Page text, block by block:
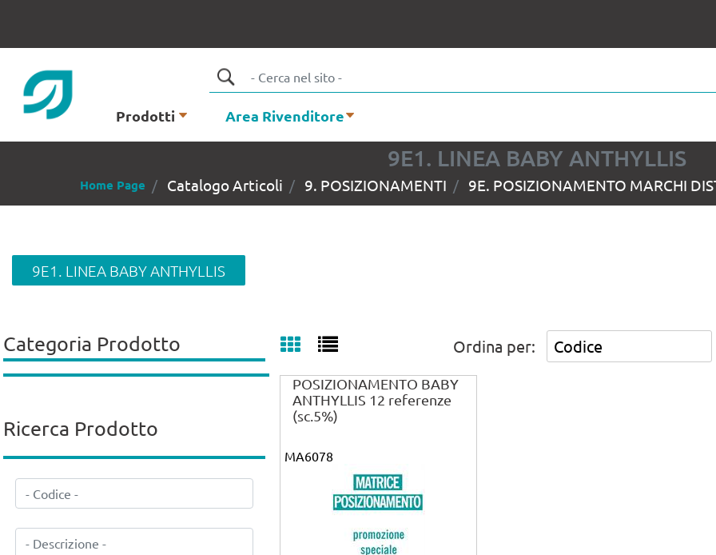
Prodotti Area Rivenditore
9E1. LINEA BABY ANTHYLLIS
Home Page Catalogo Articoli 9. POSIZIONAMENTI 9E. POSIZIONAMENTO MARCHI
9E1. LINEA BABY ANTHYLLIS
Ordina per:
POSIZIONAMENTO BABY
ANTHYLLIS 12 referenze
(sc.5%)
MA6078
Categoria Prodotto
Ricerca Prodotto